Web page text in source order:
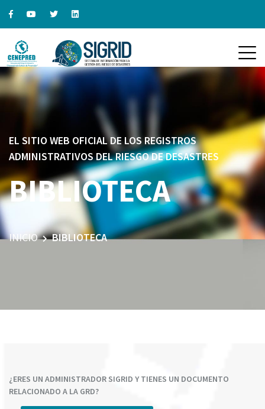
EL SITIO WEB OFICIAL DE LOS REGISTROS
ADMINISTRATIVOS DEL RIESGO DE DESASTRES
BIBLIOTECA
INICIO BIBLIOTECA
¿ERES UN ADMINISTRADOR SIGRID Y TIENES UN DOCUMENTO
RELACIONADO A LA GRD?